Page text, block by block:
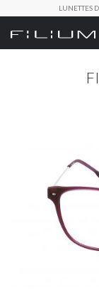
LUNETTES